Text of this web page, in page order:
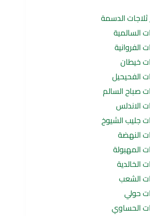
الدسمة
السالمية
الفروانية
خيطان
الفحيحيل
صباح السالم
الاندلس
جليب الشيوخ
النهضة
المهبولة
الخالدية
الشعب
حولي
الحساوي